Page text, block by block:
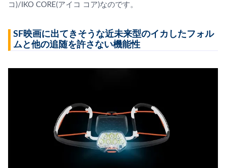
コ)/IKO CORE(アイコ コア)なのです。
SF映画に出てきそうな近未来型のイカしたフォル
ムと他の追随を許さない機能性